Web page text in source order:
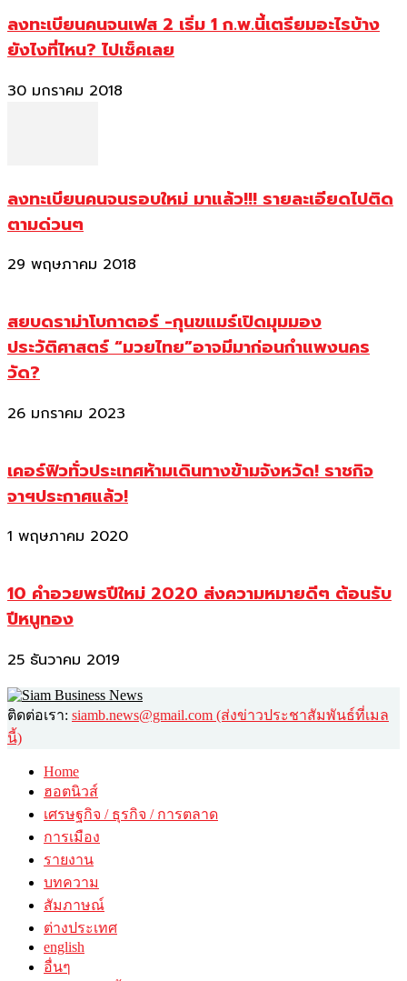
ลงทะเบียนคนจนเฟส 2 เริ่ม 1 ก.พ.นี้เตรียมอะไรบ้าง
ยังไงที่ไหน? ไปเช็คเลย
30 มกราคม 2018
ลงทะเบียนคนจนรอบใหม่ มาแล้ว!!! รายละเอียดไปติด
ตามด่วนๆ
29 พฤษภาคม 2018
สยบดราม่าโบกาตอร์ -กุนขแมร์เปิดมุมมอง
ประวัติศาสตร์ “มวยไทย”อาจมีมาก่อนกำแพงนคร
วัด?
26 มกราคม 2023
เคอร์ฟิวทั่วประเทศห้ามเดินทางข้ามจังหวัด! ราชกิจ
จาฯประกาศแล้ว!
1 พฤษภาคม 2020
10 คำอวยพรปีใหม่ 2020 ส่งความหมายดีๆ ต้อนรับ
ปีหนูทอง
25 ธันวาคม 2019
ติดต่อเรา: siamb.news@gmail.com (ส่งข่าวประชาสัมพันธ์ที่เมล
นี้)
Home
ฮอตนิวส์
เศรษฐกิจ / ธุรกิจ / การตลาด
การเมือง
รายงาน
บทความ
สัมภาษณ์
ต่างประเทศ
english
อื่นๆ